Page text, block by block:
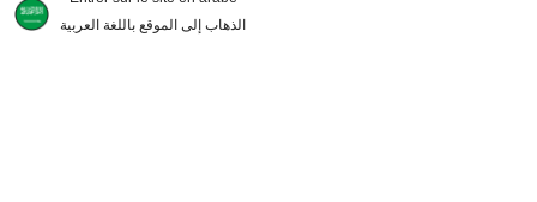
الذهاب إلى الموقع باللغة العربية